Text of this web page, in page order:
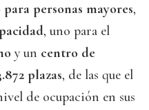
para personas mayores,
, uno para el
y un centro de
plazas, de las que el
de ocupación en sus